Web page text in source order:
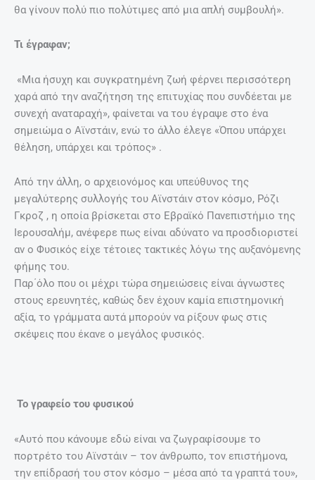
θα γίνουν πολύ πιο πολύτιμες από μια απλή συμβουλή».
Τι έγραφαν;
«Μια ήσυχη και συγκρατημένη ζωή φέρνει περισσότερη
χαρά από την αναζήτηση της επιτυχίας που συνδέεται με
συνεχή αναταραχή», φαίνεται να του έγραψε στο ένα
σημειώμα ο Αϊνστάιν, ενώ το άλλο έλεγε «Όπου υπάρχει
θέληση, υπάρχει και τρόπος» .
Από την άλλη, ο αρχειονόμος και υπεύθυνος της
μεγαλύτερης συλλογής του Αϊνστάιν στον κόσμο, Ρόζι
Γκροζ , η οποία βρίσκεται στο Εβραϊκό Πανεπιστήμιο της
Ιερουσαλήμ, ανέφερε πως είναι αδύνατο να προσδιοριστεί
αν ο Φυσικός είχε τέτοιες τακτικές λόγω της αυξανόμενης
φήμης του.
Παρ΄όλο που οι μέχρι τώρα σημειώσεις είναι άγνωστες
στους ερευνητές, καθώς δεν έχουν καμία επιστημονική
αξία, το γράμματα αυτά μπορούν να ρίξουν φως στις
σκέψεις που έκανε ο μεγάλος φυσικός.
Το γραφείο του φυσικού
«Αυτό που κάνουμε εδώ είναι να ζωγραφίσουμε το
πορτρέτο του Αϊνστάιν – τον άνθρωπο, τον επιστήμονα,
την επίδρασή του στον κόσμο – μέσα από τα γραπτά του»,